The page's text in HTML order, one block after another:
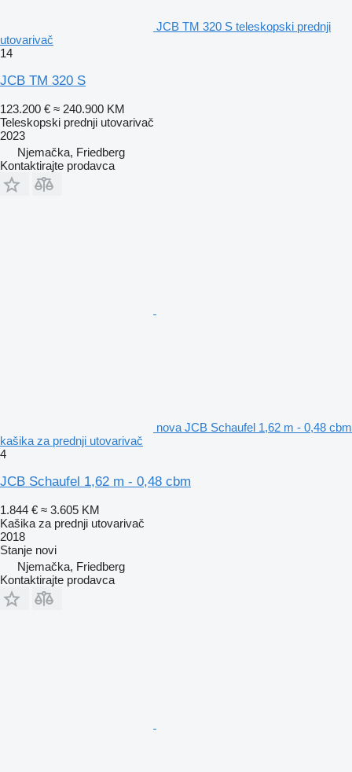
JCB TM 320 S teleskopski prednji
utovarivač
14
JCB TM 320 S
123.200 € ≈ 240.900 KM
Teleskopski prednji utovarivač
2023
Njemačka, Friedberg
Kontaktirajte prodavca
nova JCB Schaufel 1,62 m - 0,48 cbm
kašika za prednji utovarivač
4
JCB Schaufel 1,62 m - 0,48 cbm
1.844 € ≈ 3.605 KM
Kašika za prednji utovarivač
2018
Stanje novi
Njemačka, Friedberg
Kontaktirajte prodavca